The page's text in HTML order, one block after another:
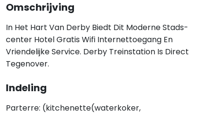
Omschrijving
In Het Hart Van Derby Biedt Dit Moderne Stads-
center Hotel Gratis Wifi Internettoegang En
Vriendelijke Service. Derby Treinstation Is Direct
Tegenover.
Indeling
Parterre: (kitchenette(waterkoker,